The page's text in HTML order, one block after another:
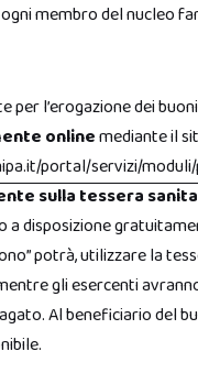
membro del nucleo
per l’erogazione dei
onlinemediante il
portal/servizi/
sulla tessera
a disposizione
potrà, utilizzare la
gli esercenti
Al beneficiario del